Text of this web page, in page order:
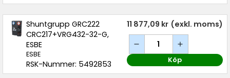
Shuntgrupp GRC222
CRC217+VRG432-32-G,
ESBE
ESBE
RSK-Nummer: 5492853
11 877,09 kr (exkl. moms)
Köp